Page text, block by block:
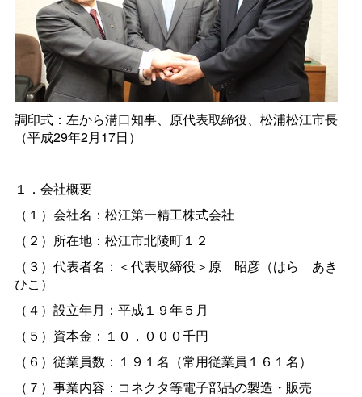
調印式：左から溝口知事、原代表取締役、松浦松江市長
（平成29年2月17日）
１．会社概要
（１）会社名：松江第一精工株式会社
（２）所在地：松江市北陵町１２
（３）代表者名：＜代表取締役＞ 原 昭彦（はら あき
ひこ）
（４）設立年月：平成１９年５月
（５）資本金：１０，０００千円
（６）従業員数：１９１名（常用従業員１６１名）
（７）事業内容：コネクタ等電子部品の製造・販売